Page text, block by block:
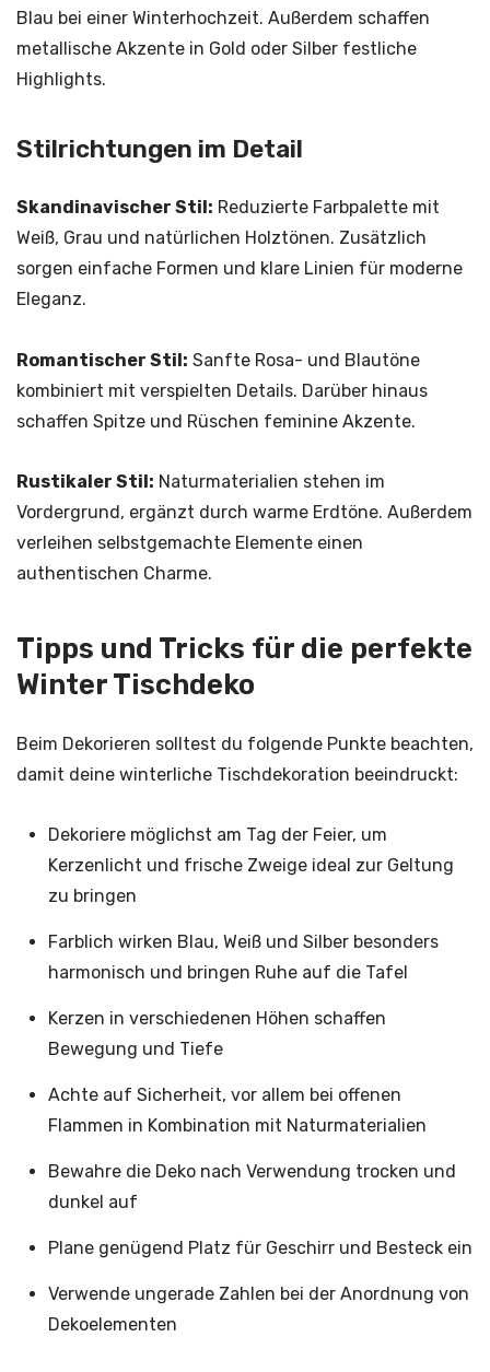
Blau bei einer Winterhochzeit. Außerdem schaffen
metallische Akzente in Gold oder Silber festliche
Highlights.
Stilrichtungen im Detail
Skandinavischer Stil: Reduzierte Farbpalette mit
Weiß, Grau und natürlichen Holztönen. Zusätzlich
sorgen einfache Formen und klare Linien für moderne
Eleganz.
Romantischer Stil: Sanfte Rosa- und Blautöne
kombiniert mit verspielten Details. Darüber hinaus
schaffen Spitze und Rüschen feminine Akzente.
Rustikaler Stil: Naturmaterialien stehen im
Vordergrund, ergänzt durch warme Erdtöne. Außerdem
verleihen selbstgemachte Elemente einen
authentischen Charme.
Tipps und Tricks für die perfekte
Winter Tischdeko
Beim Dekorieren solltest du folgende Punkte beachten,
damit deine winterliche Tischdekoration beeindruckt:
Dekoriere möglichst am Tag der Feier, um
Kerzenlicht und frische Zweige ideal zur Geltung
zu bringen
Farblich wirken Blau, Weiß und Silber besonders
harmonisch und bringen Ruhe auf die Tafel
Kerzen in verschiedenen Höhen schaffen
Bewegung und Tiefe
Achte auf Sicherheit, vor allem bei offenen
Flammen in Kombination mit Naturmaterialien
Bewahre die Deko nach Verwendung trocken und
dunkel auf
Plane genügend Platz für Geschirr und Besteck ein
Verwende ungerade Zahlen bei der Anordnung von
Dekoelementen